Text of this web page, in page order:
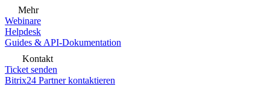
Mehr
Webinare
Helpdesk
Guides & API-Dokumentation
Kontakt
Ticket senden
Bitrix24 Partner kontaktieren